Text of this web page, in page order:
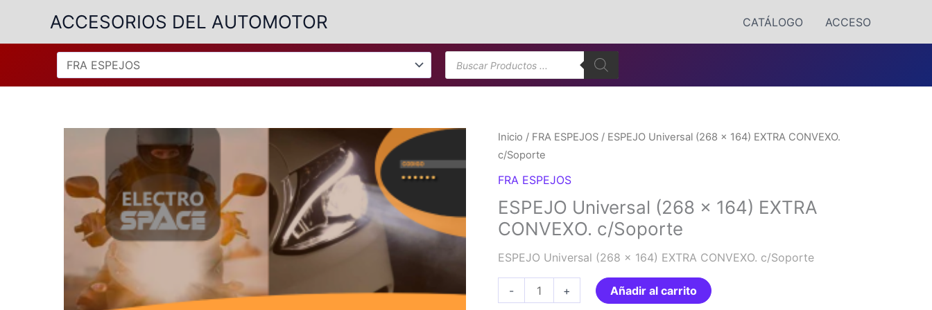
contenido
ACCESORIOS DEL AUTOMOTOR CATÁLOGO ACCESO
Búsqueda
de
productos
Inicio / FRA ESPEJOS / ESPEJO Universal (268 x 164) EXTRA CONVEXO.
c/Soporte
FRA ESPEJOS
ESPEJO Universal (268 x 164) EXTRA
CONVEXO. c/Soporte
ESPEJO Universal (268 x 164) EXTRA CONVEXO. c/Soporte
-
ESPEJO
Universal
+ Añadir al carrito